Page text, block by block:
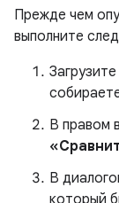
Прежде чем
выполните
В правом
В
который